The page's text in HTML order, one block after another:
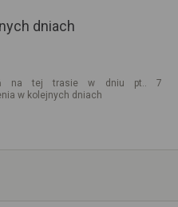
dniach
na tej trasie w dniu pt.. 7
w kolejnych dniach